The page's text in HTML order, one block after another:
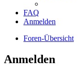
FAQ
Anmelden
Foren-Übersicht
Anmelden